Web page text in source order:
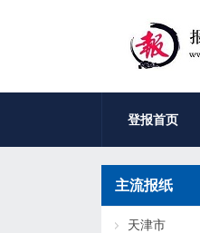
登报首页
主流报纸
天津市